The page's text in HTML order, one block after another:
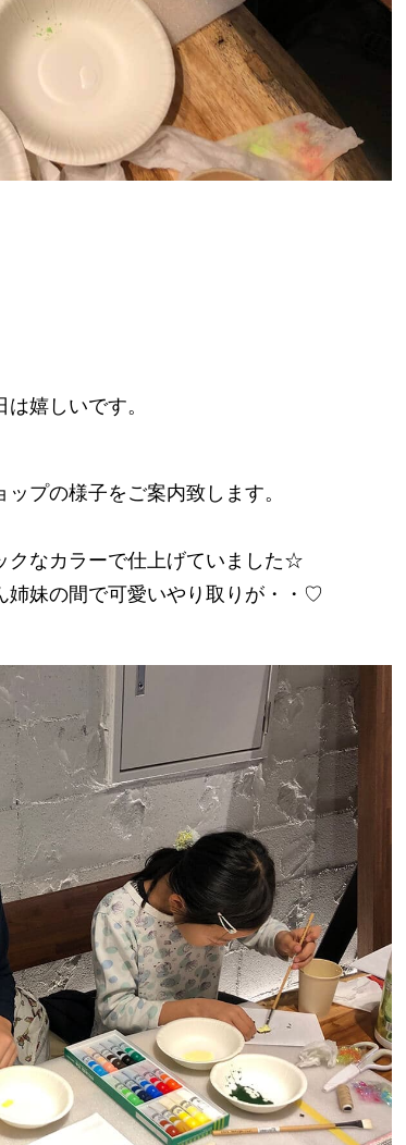
嬉しいです。
プの様子をご案内致します。
クなカラーで仕上げていました☆
姉妹の間で可愛いやり取りが・・♡